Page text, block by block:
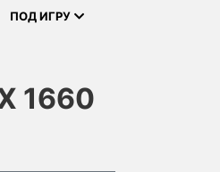
ПОД ИГРУ
1660